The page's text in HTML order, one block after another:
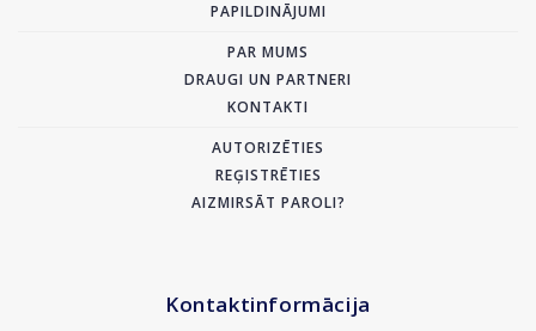
PAPILDINĀJUMI
PAR MUMS
DRAUGI UN PARTNERI
KONTAKTI
AUTORIZĒTIES
REĢISTRĒTIES
AIZMIRSĀT PAROLI?
Kontaktinformācija